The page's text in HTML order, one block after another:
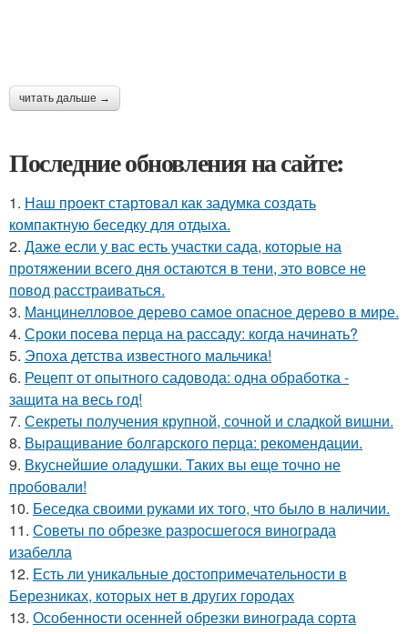
читать дальше →
Последние обновления на сайте:
1. Наш проект стартовал как задумка создать
компактную беседку для отдыха.
2. Даже если у вас есть участки сада, которые на
протяжении всего дня остаются в тени, это вовсе не
повод расстраиваться.
3. Манцинелловое дерево самое опасное дерево в мире.
4. Сроки посева перца на рассаду: когда начинать?
5. Эпоха детства известного мальчика!
6. Рецепт от опытного садовода: одна обработка -
защита на весь год!
7. Секреты получения крупной, сочной и сладкой вишни.
8. Выращивание болгарского перца: рекомендации.
9. Вкуснейшие оладушки. Таких вы еще точно не
пробовали!
10. Беседка своими руками их того, что было в наличии.
11. Советы по обрезке разросшегося винограда
изабелла
12. Есть ли уникальные достопримечательности в
Березниках, которых нет в других городах
13. Особенности осенней обрезки винограда сорта